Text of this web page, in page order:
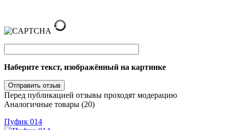
Наберите текст, изображённый на картинке
Перед публикацией отзывы проходят модерацию
Аналогичные товары (20)
Пуфик 014